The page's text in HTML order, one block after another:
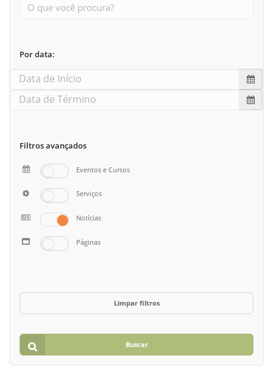
Por data:
Filtros avançados
Eventos e Cursos
Serviços
Notícias
Páginas
Limpar filtros
Buscar